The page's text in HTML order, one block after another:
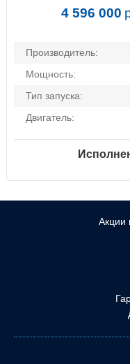
4 596 000
Производитель:
Мощность:
Тип запуска:
Двигатель:
Акции